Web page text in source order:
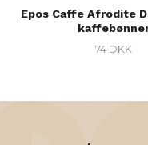
Epos Caffe Afrodite
74 DKK